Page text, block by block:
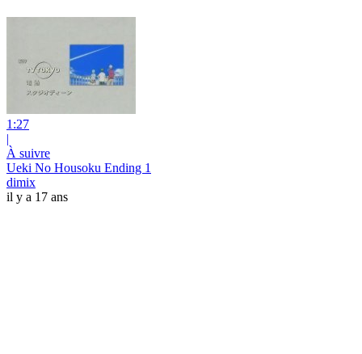
1:27
|
À suivre
Ueki No Housoku Ending 1
dimix
il y a 17 ans